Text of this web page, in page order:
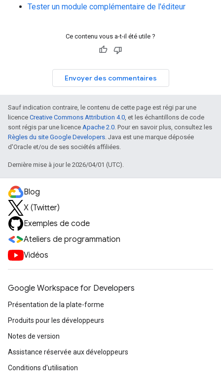
Tester un module complémentaire de l'éditeur
Ce contenu vous a-t-il été utile ?
Envoyer des commentaires
Sauf indication contraire, le contenu de cette page est régi par une
licence Creative Commons Attribution 4.0, et les échantillons de code
sont régis par une licence Apache 2.0. Pour en savoir plus, consultez les
Règles du site Google Developers. Java est une marque déposée
d'Oracle et/ou de ses sociétés affiliées.
Dernière mise à jour le 2026/04/01 (UTC).
Blog
X (Twitter)
Exemples de code
Ateliers de programmation
Vidéos
Google Workspace for Developers
Présentation de la plate-forme
Produits pour les développeurs
Notes de version
Assistance réservée aux développeurs
Conditions d'utilisation